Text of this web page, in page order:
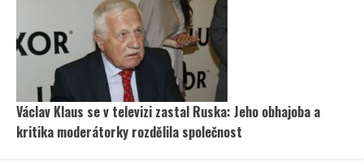
Václav Klaus se v televizi zastal Ruska: Jeho obhajoba a
kritika moderátorky rozdělila společnost